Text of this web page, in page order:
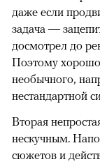
даже если
задача —
досмотрел до
Поэтому хорошо
необычного,
нестандартной
Вторая
нескучным.
сюжетов и